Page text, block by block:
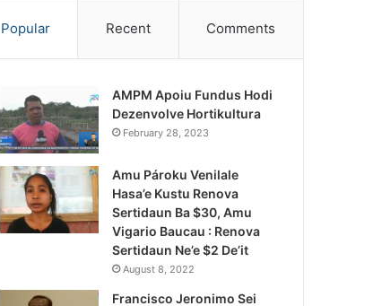
Popular Recent Comments
AMPM Apoiu Fundus Hodi
Dezenvolve Hortikultura
February 28, 2023
Amu Pároku Venilale
Hasa’e Kustu Renova
Sertidaun Ba $30, Amu
Vigario Baucau : Renova
Sertidaun Ne’e $2 De’it
August 8, 2022
Francisco Jeronimo Sei